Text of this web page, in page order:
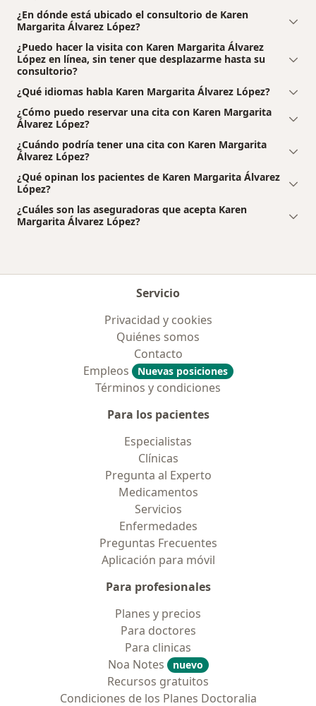
¿En dónde está ubicado el consultorio de Karen
Margarita Álvarez López?
¿Puedo hacer la visita con Karen Margarita Álvarez
López en línea, sin tener que desplazarme hasta su
consultorio?
¿Qué idiomas habla Karen Margarita Álvarez López?
¿Cómo puedo reservar una cita con Karen Margarita
Álvarez López?
¿Cuándo podría tener una cita con Karen Margarita
Álvarez López?
¿Qué opinan los pacientes de Karen Margarita Álvarez
López?
¿Cuáles son las aseguradoras que acepta Karen
Margarita Álvarez López?
Servicio
Privacidad y cookies
Quiénes somos
Contacto
Empleos
Nuevas posiciones
Términos y condiciones
Para los pacientes
Especialistas
Clínicas
Pregunta al Experto
Medicamentos
Servicios
Enfermedades
Preguntas Frecuentes
Aplicación para móvil
Para profesionales
Planes y precios
Para doctores
Para clinicas
Noa Notes
nuevo
Recursos gratuitos
Condiciones de los Planes Doctoralia